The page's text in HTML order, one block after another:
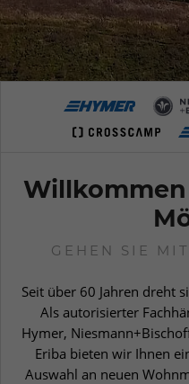
GEHEN SIE
Seit über 60 Jahren dreht
Als autorisierter
Hymer,
Eriba bieten wir Ihnen
Auswahl an neuen